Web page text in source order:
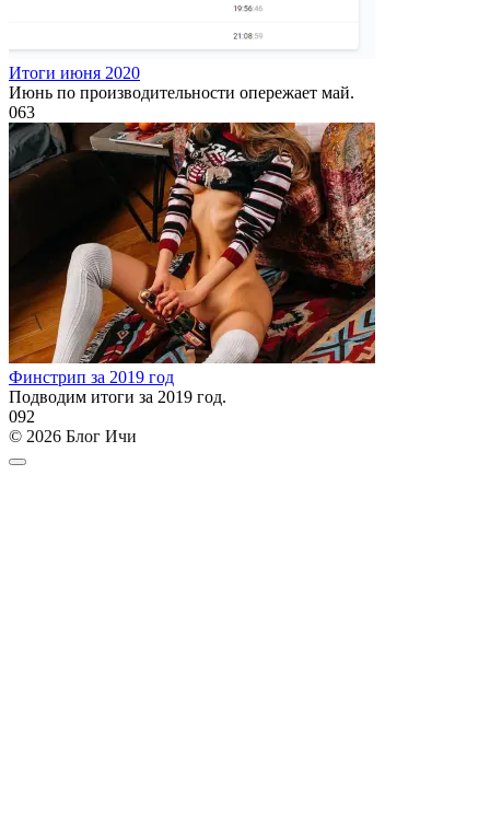
Итоги июня 2020
Июнь по производительности опережает май.
063
Финстрип за 2019 год
Подводим итоги за 2019 год.
092
© 2026 Блог Ичи